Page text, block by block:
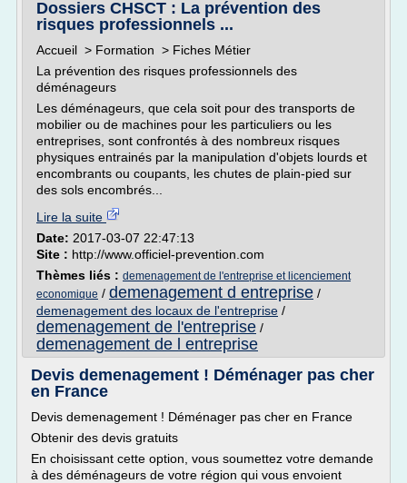
Dossiers CHSCT : La prévention des
risques professionnels ...
Accueil > Formation > Fiches Métier
La prévention des risques professionnels des
déménageurs
Les déménageurs, que cela soit pour des transports de
mobilier ou de machines pour les particuliers ou les
entreprises, sont confrontés à des nombreux risques
physiques entrainés par la manipulation d'objets lourds et
encombrants ou coupants, les chutes de plain-pied sur
des sols encombrés...
Lire la suite
Date: 2017-03-07 22:47:13
Site : http://www.officiel-prevention.com
Thèmes liés : demenagement de l'entreprise et licenciement
economique / demenagement d entreprise /
demenagement des locaux de l'entreprise /
demenagement de l'entreprise /
demenagement de l entreprise
Devis demenagement ! Déménager pas cher
en France
Devis demenagement ! Déménager pas cher en France
Obtenir des devis gratuits
En choisissant cette option, vous soumettez votre demande
à des déménageurs de votre région qui vous envoient